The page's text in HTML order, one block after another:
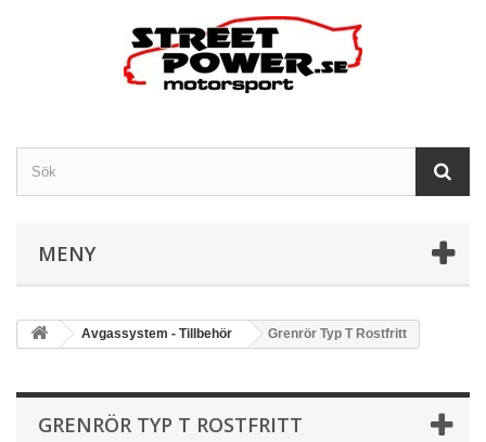
MENY
Avgassystem - Tillbehör Grenrör Typ T Rostfritt
GRENRÖR TYP T ROSTFRITT